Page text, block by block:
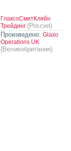
ГлаксоСмитКляйн
Трейдинг (Россия)
Произведено: Glaxo
Operations UK
(Великобритания)